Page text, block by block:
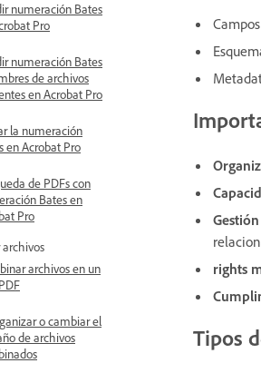
numeración Bates
Pro
numeración Bates
de archivos
en Acrobat Pro
la numeración
en Acrobat Pro
de PDFs con
Bates en
Pro
archivos en un
o cambiar el
de archivos
rights
Tipos